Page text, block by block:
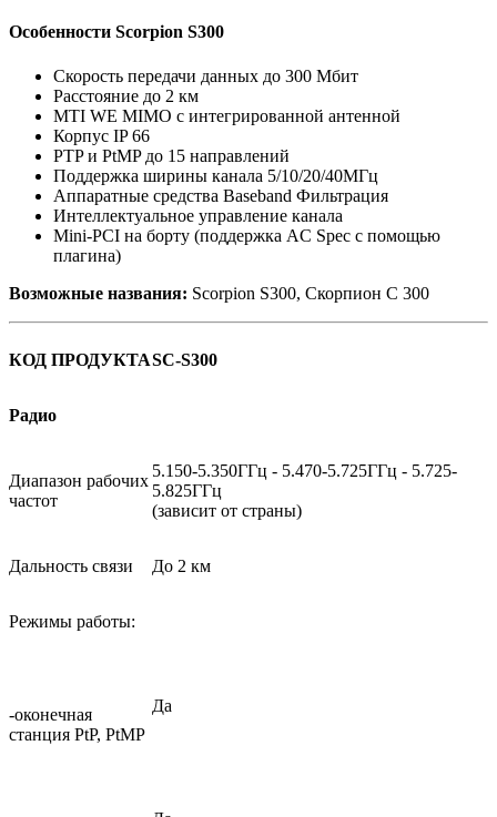
Особенности Scorpion S300
Скорость передачи данных до 300 Мбит
Расстояние до 2 км
MTI WE MIMO с интегрированной антенной
Корпус IP 66
PTP и PtMP до 15 направлений
Поддержка ширины канала 5/10/20/40МГц
Аппаратные средства Baseband Фильтрация
Интеллектуальное управление канала
Mini-PCI на борту (поддержка AC Spec с помощью
плагина)
Возможные названия: Scorpion S300, Скорпион С 300
КОД ПРОДУКТАSC-S300
Радио
Диапазон рабочих
частот
5.150-5.350ГГц - 5.470-5.725ГГц - 5.725-
5.825ГГц
(зависит от страны)
Дальность связи До 2 км
Режимы работы:
-оконечная
станция PtP, PtMP
Да